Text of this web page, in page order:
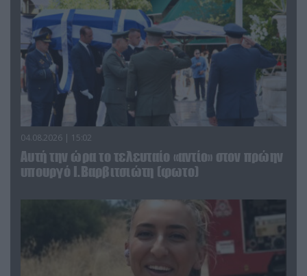
04.08.2026 | 15:02
Αυτή την ώρα το τελευταίο «αντίο» στον πρώην
υπουργό Ι.Βαρβιτσιώτη (φωτο)